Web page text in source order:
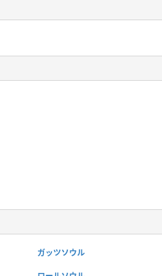
ガッツソウル